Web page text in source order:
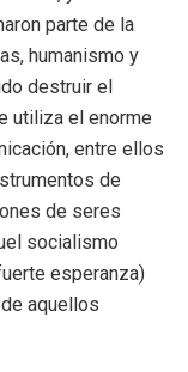
parte de la
humanismo y
destruir el
utiliza el enorme
entre ellos
de
de seres
socialismo
esperanza)
aquellos